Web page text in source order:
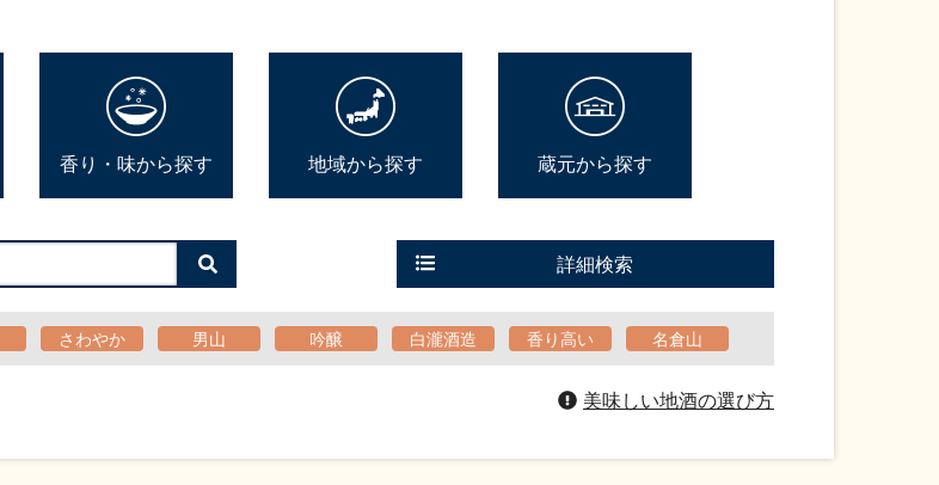
香り・味から探す 地域から探す 蔵元から探す
検
索
る
詳細検索
さわやか 男山 吟醸 白瀧酒造 香り高い 名倉山
美味しい地酒の選び方